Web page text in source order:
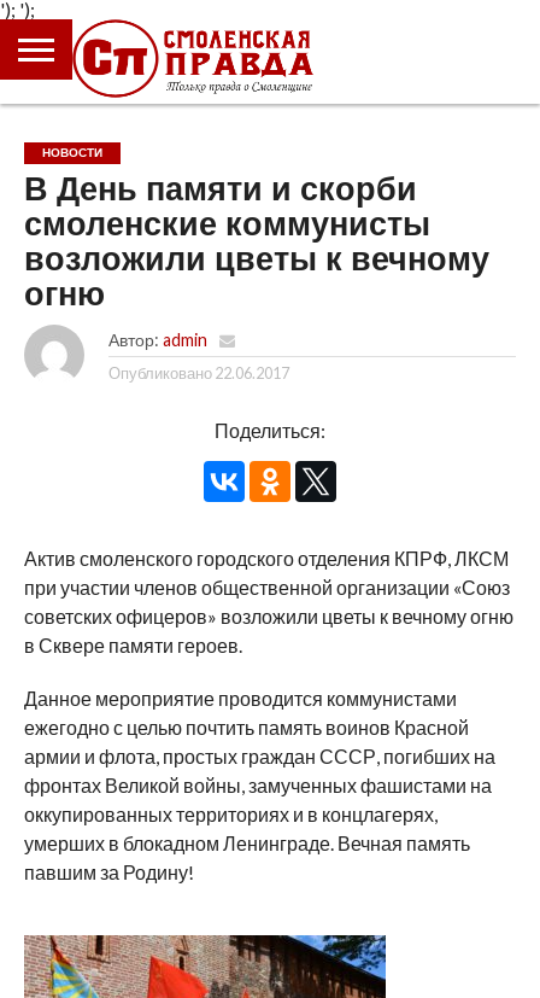
');
ГЛАВНАЯ
НОВОСТИ
ПРОИСШЕСТВИЯ
ПОЛИТИКА
КУЛЬТУРА
ЭКОНОМИКА
ОБЩЕСТВО
БЛОГИ
НОВОСТИ
В День памяти и скорби
смоленские коммунисты
возложили цветы к вечному
огню
Автор: admin
Опубликовано 22.06.2017
Поделиться:
Актив смоленского городского отделения КПРФ, ЛКСМ
при участии членов общественной организации «Союз
советских офицеров» возложили цветы к вечному огню
в Сквере памяти героев.
Данное мероприятие проводится коммунистами
ежегодно с целью почтить память воинов Красной
армии и флота, простых граждан СССР, погибших на
фронтах Великой войны, замученных фашистами на
оккупированных территориях и в концлагерях,
умерших в блокадном Ленинграде. Вечная память
павшим за Родину!
');